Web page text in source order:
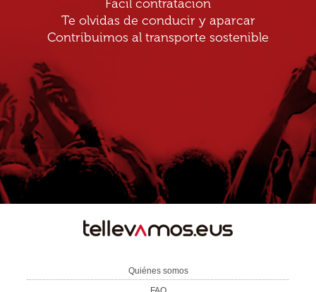
Fácil contratación
Te olvidas de conducir y aparcar
Contribuimos al transporte sostenible
Quiénes somos